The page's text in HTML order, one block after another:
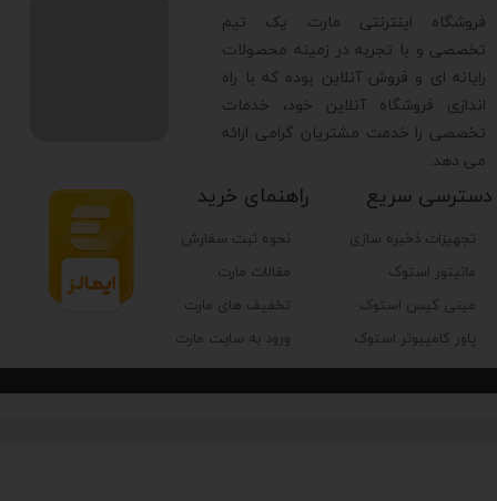
تعداد و جایگاه رادیاتورهای قابل پشتیبانی
تعداد و نوع فیلترهای گرد و غبار
تعداد پورت USB 2
تمام پورت ها، چراغ ها و کلیدهای کیس
تجهیزات ذخیره سازی
مانیتور استوک
مینی کیس استوک
پاور کامپیوتر استوک
دسترسی سریع راهنمای خرید
نحوه ثبت سفارش
مقالات مارت
تخفیف های مارت
ورود به سایت مارت
​فروشگاه اینترنتی مارت یک تیم
تخصصی و با تجربه در زمینه محصولات
رایانه ای و فروش آنلاین بوده که با راه
اندازی فروشگاه آنلاین خود، خدمات
تخصصی را خدمت مشتریان گرامی ارائه
می دهد.